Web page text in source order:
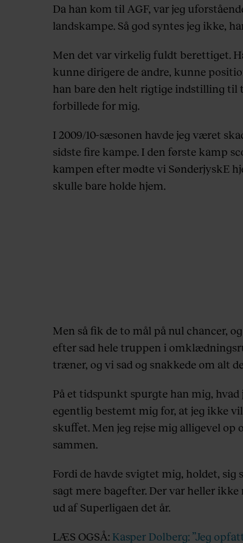
Da han kom til AGF, var jeg
landskampe. Så god syntes jeg ikke,
Men det var virkelig fuldt berettiget.
kunne dirigere de andre, kunne
han bare den helt rigtige indstilling til
forbillede for mig.
I 2009/10-sæsonen havde jeg været
sidste fire kampe. I den første kamp
kampen efter mødte vi SønderjyskE
skulle bare holde hjem.
Men så fik de to mål på nul chancer,
efter sad hele truppen i
træner, og vi sad og snakkede om alt
På et tidspunkt spurgte han mig, hvad
egentlig bestemt mig for, at jeg ikke
skuffet. Men jeg rejse mig alligevel op
sammen.
Fordi de havde svigtet mig, holdet, sig
sagt mere bagefter. Der var heller
ud af Superligaen det år.
LÆS OGSÅ: Kasper Dolberg: ”Jeg